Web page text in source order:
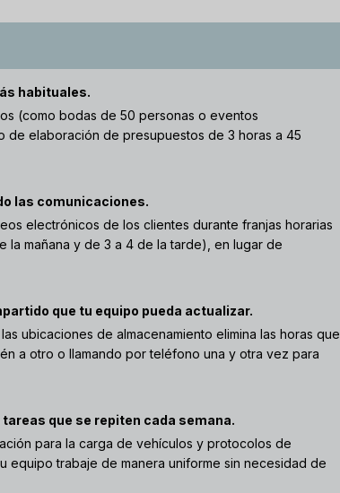
habituales.
(como bodas de 50 personas o eventos
elaboración de presupuestos de 3 horas a 45
las comunicaciones.
electrónicos de los clientes durante franjas horarias
la mañana y de 3 a 4 de la tarde), en lugar de
que tu equipo pueda actualizar.
ubicaciones de almacenamiento elimina las horas que
a otro o llamando por teléfono una y otra vez para
que se repiten cada semana.
para la carga de vehículos y protocolos de
equipo trabaje de manera uniforme sin necesidad de